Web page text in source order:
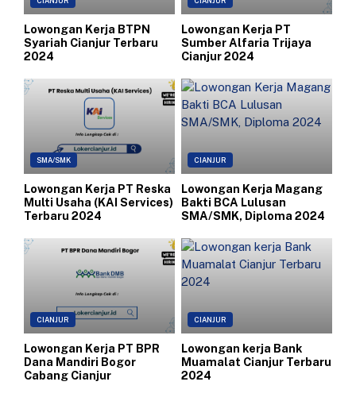
Lowongan Kerja BTPN
Syariah Cianjur Terbaru
2024
Lowongan Kerja PT
Sumber Alfaria Trijaya
Cianjur 2024
SMA/SMK
Lowongan Kerja PT Reska
Multi Usaha (KAI Services)
Terbaru 2024
CIANJUR
Lowongan Kerja Magang
Bakti BCA Lulusan
SMA/SMK, Diploma 2024
CIANJUR
Lowongan Kerja PT BPR
Dana Mandiri Bogor
Cabang Cianjur
CIANJUR
Lowongan kerja Bank
Muamalat Cianjur Terbaru
2024